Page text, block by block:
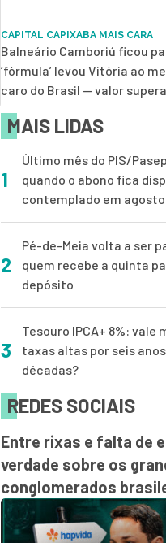
CAPITAL CAPIXABA MAIS CARA
Balneário Camboriú ficou
‘fórmula’ levou Vitória ao
caro do Brasil — valor supera
MAIS LIDAS
1
Último mês do PIS/
quando o abono fica
contemplado em agosto
2
Pé-de-Meia volta a ser
quem recebe a quinta
depósito
3
Tesouro IPCA+ 8%: vale
taxas altas por seis
décadas?
REDES SOCIAIS
Entre rixas e falta de
verdade sobre os
conglomerados